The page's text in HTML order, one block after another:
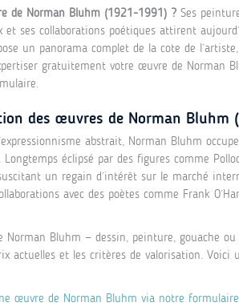
de Norman Bluhm (1921-1991) ? Ses
et ses collaborations poétiques attirent
un panorama complet de la cote de
gratuitement votre œuvre de Norman
des œuvres de Norman Bluhm
abstrait, Norman Bluhm
Longtemps éclipsé par des figures comme
un regain d’intérêt sur le marché
avec des poètes comme Frank
Norman Bluhm — dessin, peinture, gouache
actuelles et les critères de valorisation. Voici
œuvre de Norman Bluhm via notre